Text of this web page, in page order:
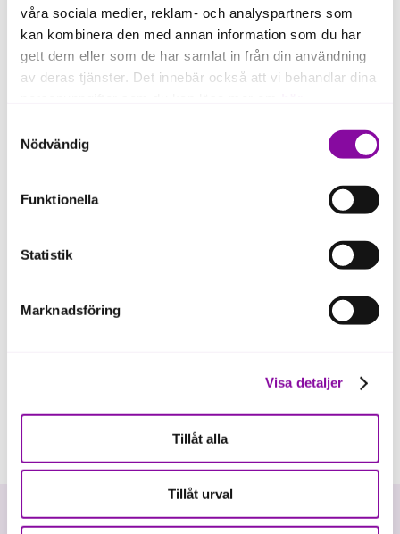
våra sociala medier, reklam- och analyspartners som
kan kombinera den med annan information som du har
gett dem eller som de har samlat in från din användning
av deras tjänster. Det innebär också att vi behandlar dina
Om du klickar på avvisa kommer användning av kakor
eller delning av information enligt ovan, inte att ske,
förutom för kakor som är nödvändiga för att hemsidan
ska fungera se mer under inställningar.
Nödvändig
Funktionella
Statistik
Marknadsföring
Visa detaljer
Tillåt alla
Tillåt urval
casual and mid-core games with focus on mobile
devices. Unique gameplay mechanics, visuals, mood